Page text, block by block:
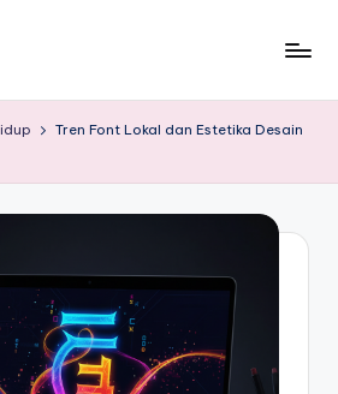
Tren Font Lokal dan Estetika Desain